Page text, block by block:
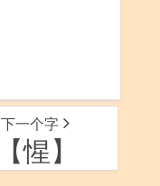
下一个字
【惺】